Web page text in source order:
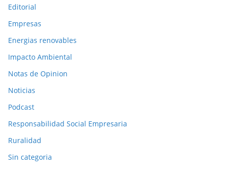
Editorial
Empresas
Energias renovables
Impacto Ambiental
Notas de Opinion
Noticias
Podcast
Responsabilidad Social Empresaria
Ruralidad
Sin categoria